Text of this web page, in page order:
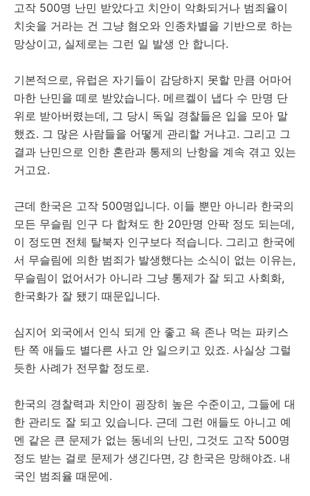
고작 500명 난민 받았다고 치안이 악화되거나 범죄율이
치솟을 거라는 건 그냥 혐오와 인종차별을 기반으로 하는
망상이고, 실제로는 그런 일 발생 안 합니다.
기본적으로, 유럽은 자기들이 감당하지 못할 만큼 어마어
마한 난민을 떼로 받았습니다. 메르켈이 냅다 수 만명 단
위로 받아버렸는데, 그 당시 독일 경찰들은 입을 모아 말
했죠. 그 많은 사람들을 어떻게 관리할 거냐고. 그리고 그
결과 난민으로 인한 혼란과 통제의 난항을 계속 겪고 있는
거고요.
근데 한국은 고작 500명입니다. 이들 뿐만 아니라 한국의
모든 무슬림 인구 다 합쳐도 한 20만명 안팍 정도 되는데,
이 정도면 전체 탈북자 인구보다 적습니다. 그리고 한국에
서 무슬림에 의한 범죄가 발생했다는 소식이 없는 이유는,
무슬림이 없어서가 아니라 그냥 통제가 잘 되고 사회화,
한국화가 잘 됐기 때문입니다.
심지어 외국에서 인식 되게 안 좋고 욕 존나 먹는 파키스
탄 쪽 애들도 별다른 사고 안 일으키고 있죠. 사실상 그럴
듯한 사례가 전무할 정도로.
한국의 경찰력과 치안이 굉장히 높은 수준이고, 그들에 대
한 관리도 잘 되고 있습니다. 근데 그런 애들도 아니고 예
멘 같은 큰 문제가 없는 동네의 난민, 그것도 고작 500명
정도 받는 걸로 문제가 생긴다면, 걍 한국은 망해야죠. 내
국인 범죄율 때문에.